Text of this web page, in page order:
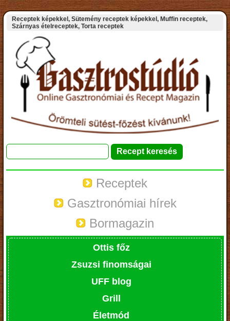
Receptek képekkel, Sütemény receptek képekkel, Muffin receptek,
Szárnyas ételreceptek, Torta receptek
Receptek
Gasztronómiai hírek
Bormagazin
Ottis főz
Zsuzsi finomságai
UFF blog
Grill
Életmód